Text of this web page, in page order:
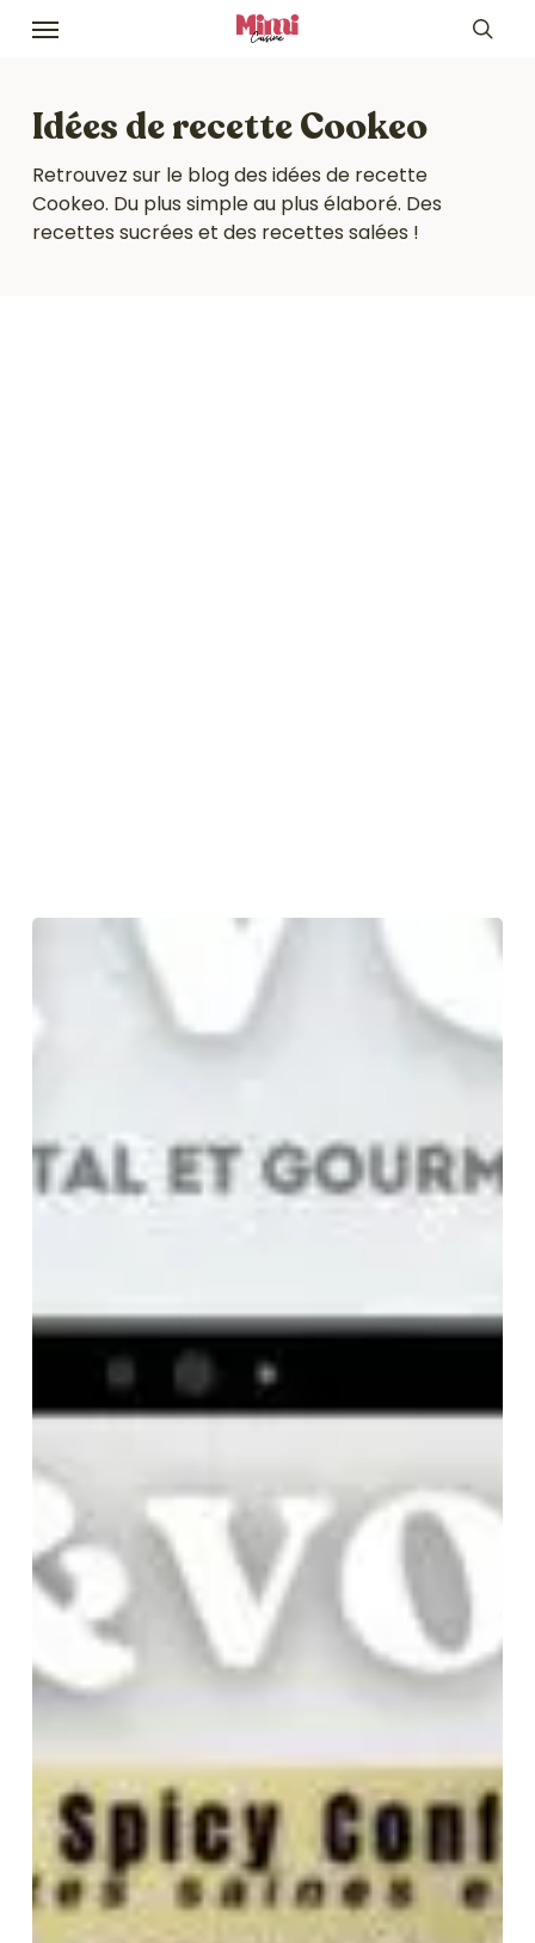
Skip
content
Menu
Idées de recette Cookeo
Retrouvez sur le blog des idées de recette
Cookeo. Du plus simple au plus élaboré. Des
recettes sucrées et des recettes salées !